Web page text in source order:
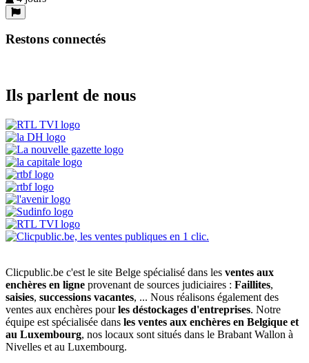
Restons connectés
Ils parlent de nous
Clicpublic.be c'est le site Belge spécialisé dans les ventes aux
enchères en ligne provenant de sources judiciaires : Faillites,
saisies, successions vacantes, ... Nous réalisons également des
ventes aux enchères pourles déstockages d'entreprises. Notre
équipe est spécialisée dans les ventes aux enchères en Belgique et
au Luxembourg, nos locaux sont situés dans le Brabant Wallon à
Nivelles et au Luxembourg.